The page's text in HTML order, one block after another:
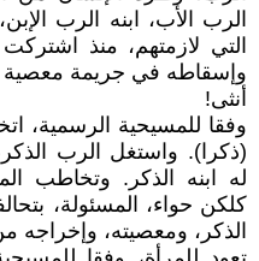
الرب الأب، ابنه الرب
التي لازمتهم، منذ
وإسقاطه في جريمة معصية
أنثى!
وفقا للمسيحية الرسمية،
(ذكرا). واستغل الرب
له ابنه الذكر. وتخاطب
كلكن حواء، المسئولة،
الذكر، ومعصيته، وإخراجه